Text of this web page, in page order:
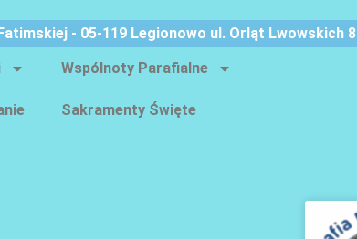
- 05-119 Legionowo ul. Orląt Lwowskich 8
Wspólnoty Parafialne
Sakramenty Święte